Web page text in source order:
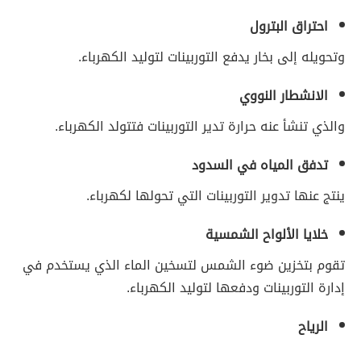
احتراق البترول
وتحويله إلى بخار يدفع التوربينات لتوليد الكهرباء.
الانشطار النووي
والذي تنشأ عنه حرارة تدير التوربينات فتتولد الكهرباء.
تدفق المياه في السدود
ينتج عنها تدوير التوربينات التي تحولها لكهرباء.
خلايا الألواح الشمسية
تقوم بتخزين ضوء الشمس لتسخين الماء الذي يستخدم في
إدارة التوربينات ودفعها لتوليد الكهرباء.
الرياح